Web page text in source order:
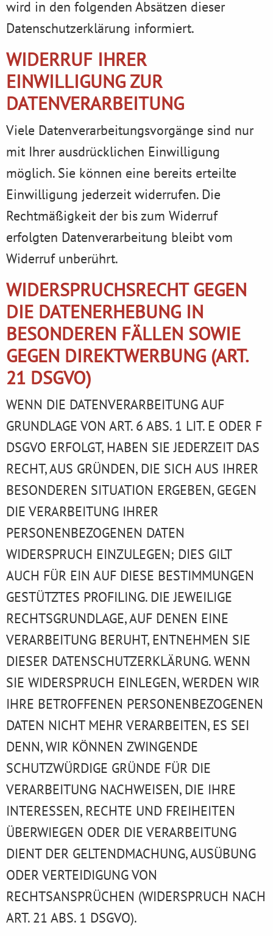
wird in den folgenden Absätzen dieser
Datenschutzerklärung informiert.
WIDERRUF IHRER
EINWILLIGUNG ZUR
DATENVERARBEITUNG
Viele Datenverarbeitungsvorgänge sind nur
mit Ihrer ausdrücklichen Einwilligung
möglich. Sie können eine bereits erteilte
Einwilligung jederzeit widerrufen. Die
Rechtmäßigkeit der bis zum Widerruf
erfolgten Datenverarbeitung bleibt vom
Widerruf unberührt.
WIDERSPRUCHSRECHT GEGEN
DIE DATENERHEBUNG IN
BESONDEREN FÄLLEN SOWIE
GEGEN DIREKTWERBUNG (ART.
21 DSGVO)
WENN DIE DATENVERARBEITUNG AUF
GRUNDLAGE VON ART. 6 ABS. 1 LIT. E ODER F
DSGVO ERFOLGT, HABEN SIE JEDERZEIT DAS
RECHT, AUS GRÜNDEN, DIE SICH AUS IHRER
BESONDEREN SITUATION ERGEBEN, GEGEN
DIE VERARBEITUNG IHRER
PERSONENBEZOGENEN DATEN
WIDERSPRUCH EINZULEGEN; DIES GILT
AUCH FÜR EIN AUF DIESE BESTIMMUNGEN
GESTÜTZTES PROFILING. DIE JEWEILIGE
RECHTSGRUNDLAGE, AUF DENEN EINE
VERARBEITUNG BERUHT, ENTNEHMEN SIE
DIESER DATENSCHUTZERKLÄRUNG. WENN
SIE WIDERSPRUCH EINLEGEN, WERDEN WIR
IHRE BETROFFENEN PERSONENBEZOGENEN
DATEN NICHT MEHR VERARBEITEN, ES SEI
DENN, WIR KÖNNEN ZWINGENDE
SCHUTZWÜRDIGE GRÜNDE FÜR DIE
VERARBEITUNG NACHWEISEN, DIE IHRE
INTERESSEN, RECHTE UND FREIHEITEN
ÜBERWIEGEN ODER DIE VERARBEITUNG
DIENT DER GELTENDMACHUNG, AUSÜBUNG
ODER VERTEIDIGUNG VON
RECHTSANSPRÜCHEN (WIDERSPRUCH NACH
ART. 21 ABS. 1 DSGVO).